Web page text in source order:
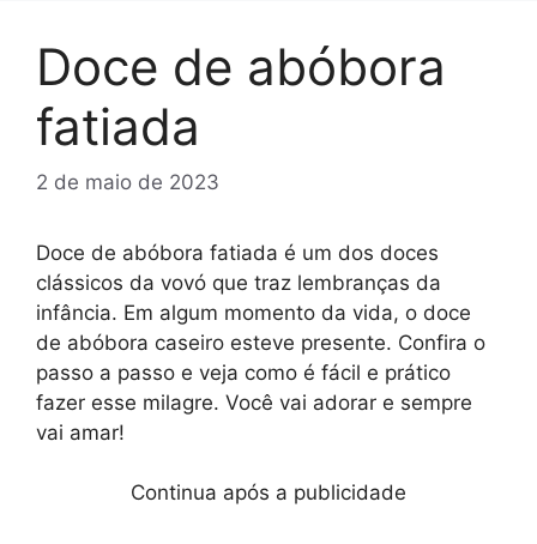
Doce de abóbora
fatiada
2 de maio de 2023
Doce de abóbora fatiada é um dos doces
clássicos da vovó que traz lembranças da
infância. Em algum momento da vida, o doce
de abóbora caseiro esteve presente. Confira o
passo a passo e veja como é fácil e prático
fazer esse milagre. Você vai adorar e sempre
vai amar!
Continua após a publicidade